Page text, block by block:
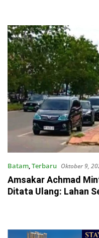
Batam,Terbaru Oktober 9,
Amsakar Achmad
Ditata Ulang: Lahan